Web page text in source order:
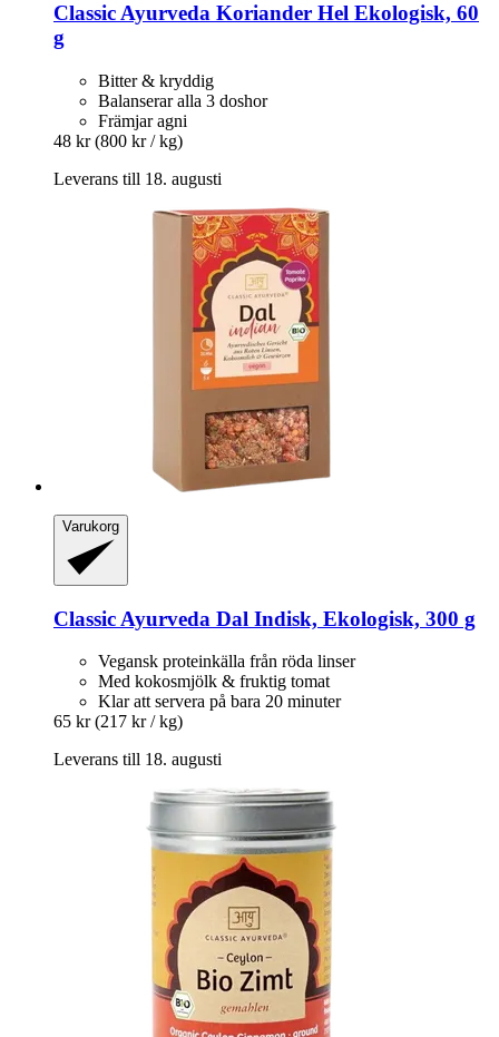
Classic Ayurveda Koriander Hel Ekologisk, 60
g
Bitter & kryddig
Balanserar alla 3 doshor
Främjar agni
48 kr (800 kr / kg)
Leverans till 18. augusti
Varukorg
Classic Ayurveda Dal Indisk, Ekologisk, 300 g
Vegansk proteinkälla från röda linser
Med kokosmjölk & fruktig tomat
Klar att servera på bara 20 minuter
65 kr (217 kr / kg)
Leverans till 18. augusti